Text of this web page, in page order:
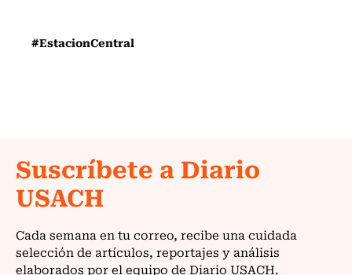
#EstacionCentral